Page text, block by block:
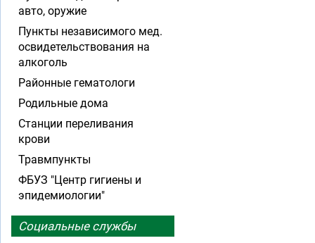
авто, оружие
Пункты независимого мед.
освидетельствования на
алкоголь
Районные гематологи
Родильные дома
Станции переливания
крови
Травмпункты
ФБУЗ "Центр гигиены и
эпидемиологии"
Социальные службы